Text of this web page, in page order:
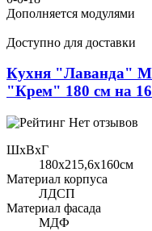
Дополняется модулями
Доступно для доставки
Кухня "Лаванда"
"Крем" 180 см на
Нет отзывов
ШхВхГ
180x215,6х160см
Материал корпуса
ЛДСП
Материал фасада
МДФ